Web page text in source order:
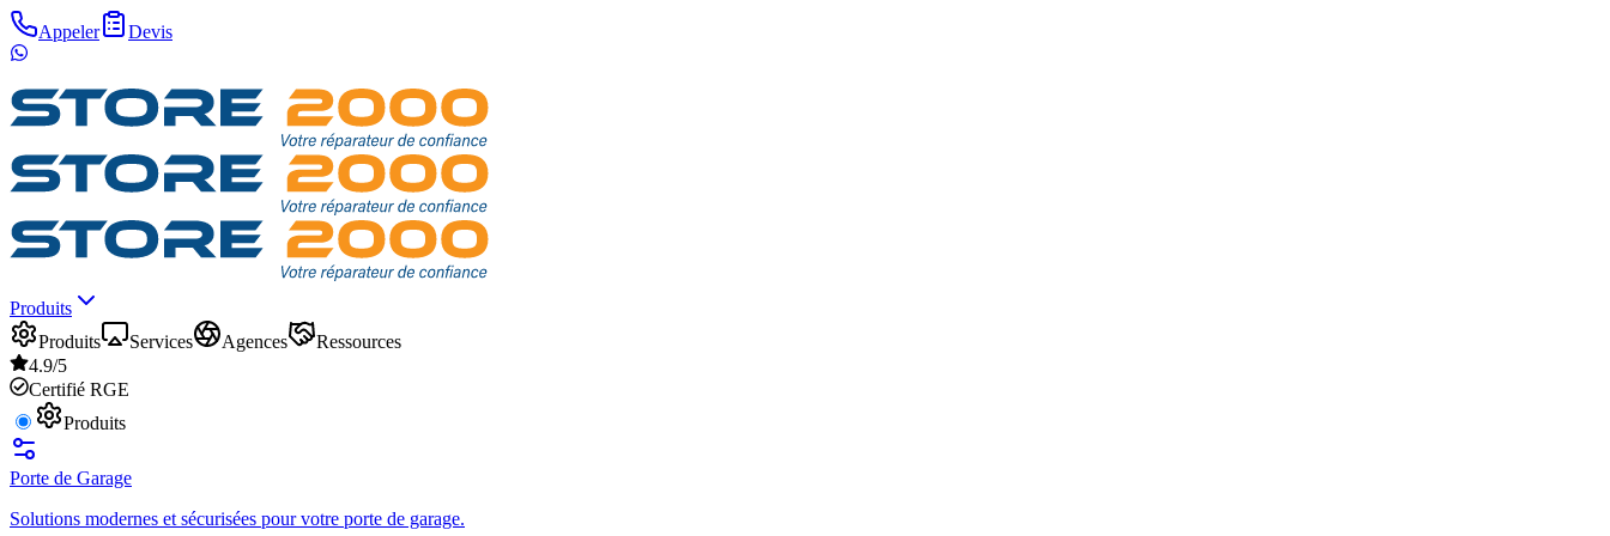
Appeler Devis
Produits
Produits
Services Agences
Ressources
4.9/5
Certifié RGE
Produits
Porte de Garage
Solutions modernes et sécurisées pour votre porte de garage.